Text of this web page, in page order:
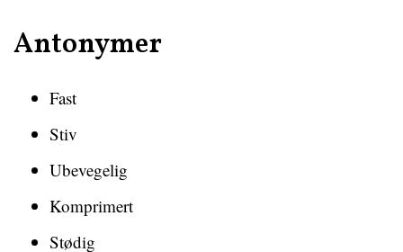
Antonymer
Fast
Stiv
Ubevegelig
Komprimert
Stødig